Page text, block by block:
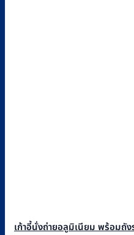
เก้าอี้นั่งถ่ายอลูมิเนียม พร้อมถัง